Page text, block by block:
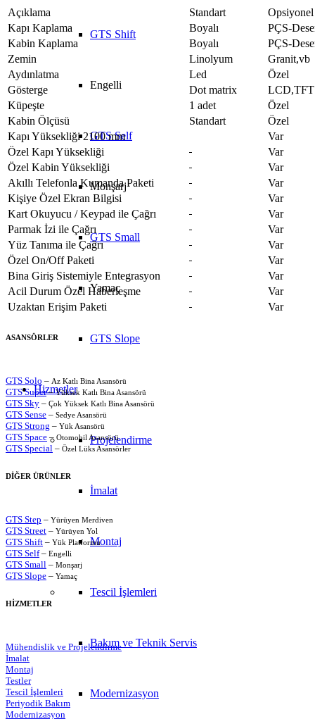
GTS Shift
Engelli
GTS Self
Monşarj
GTS Small
Yamaç
GTS Slope
Hizmetler
Projelendirme
İmalat
Montaj
Tescil İşlemleri
Bakım ve Teknik Servis
Modernizasyon
Açıklama Standart
Opsiyonel
Kapı Kaplama
Boyalı
PÇS-
Kabin Kaplama
Boyalı
PÇS-
Zemin
Linolyum
Granit,vb
Aydınlatma
Led
Özel
Gösterge
Dot matrix
LCD,TFT
Küpeşte
1 adet
Özel
Kabin Ölçüsü
Standart
Özel
Kapı Yüksekliği 2100 mm
Var
Özel Kapı Yüksekliği
Var
Özel Kabin Yüksekliği
Var
Akıllı Telefonla Kumanda Paketi
Var
Kişiye Özel Ekran Bilgisi
Var
Kart Okuyucu / Keypad ile Çağrı
Var
Parmak İzi ile Çağrı
Var
Yüz Tanıma ile Çağrı
Var
Özel On/Off Paketi
Var
Bina Giriş Sistemiyle Entegrasyon
Var
Acil Durum Özel Haberleşme
Var
Uzaktan Erişim Paketi
Var
ASANSÖRLER
GTS Solo – Az Katlı Bina Asansörü
GTS Super–Yüksek Katlı Bina Asansörü
GTS Sky – Çok Yüksek Katlı Bina Asansörü
GTS Sense – Sedye Asansörü
GTS Strong – Yük Asansörü
GTS Space – Otomobil Asansörü
GTS Special – Özel Lüks Asansörler
DİĞER ÜRÜNLER
GTS Step – Yürüyen Merdiven
GTS Street – Yürüyen Yol
GTS Shift – Yük Platformu
GTS Self– Engelli
GTS Small – Monşarj
GTS Slope – Yamaç
HİZMETLER
Mühendislik ve Projelendirme
İmalat
Montaj
Testler
Tescil İşlemleri
Periyodik Bakım
Modernizasyon